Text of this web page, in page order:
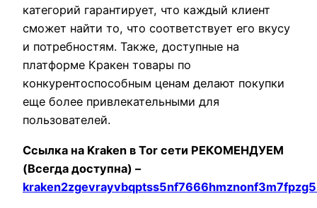
категорий гарантирует, что каждый клиент
сможет найти то, что соответствует его вкусу
и потребностям. Также, доступные на
платформе Кракен товары по
конкурентоспособным ценам делают покупки
еще более привлекательными для
пользователей.
Ссылка на Kraken в Tor сети РЕКОМЕНДУЕМ
(Всегда доступна) –